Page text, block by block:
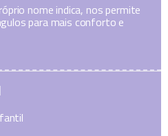
nome indica, nos permite
para mais conforto e